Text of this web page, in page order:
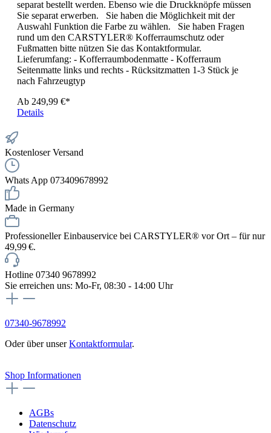
separat bestellt werden. Ebenso wie die Druckknöpfe müssen
Sie separat erwerben. Sie haben die Möglichkeit mit der
Auswahl Funktion die Farbe zu wählen. Sie haben Fragen
rund um den CARSTYLER® Kofferraumschutz oder
Fußmatten bitte nützen Sie das Kontaktformular.
Lieferumfang: - Kofferraumbodenmatte - Kofferraum
Seitenmatte links und rechts - Rücksitzmatten 1-3 Stück je
nach Fahrzeugtyp
Ab 249,99 €*
Details
Kostenloser Versand
Whats App 073409678992
Made in Germany
Professioneller Einbauservice bei CARSTYLER® vor Ort – für nur
49,99 €.
Hotline 07340 9678992
Sie erreichen uns: Mo-Fr, 08:30 - 14:00 Uhr
07340-9678992
Oder über unserKontaktformular.
Shop Informationen
AGBs
Datenschutz